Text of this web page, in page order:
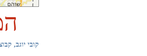
קובי יוגב,